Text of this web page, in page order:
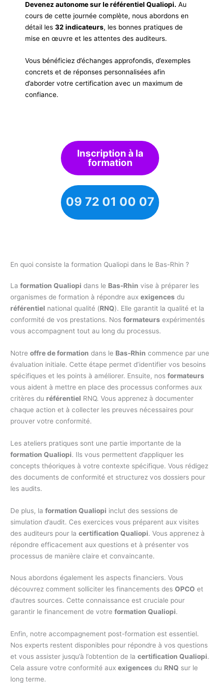
Devenez autonome sur le référentiel Qualiopi. Au
cours de cette journée complète, nous abordons en
détail les32 indicateurs, les bonnes pratiques de
mise en œuvre et les attentes des auditeurs.
Vous bénéficiez d’échanges approfondis, d’exemples
concrets et de réponses personnalisées afin
d’aborder votre certification avec un maximum de
confiance.
Inscription à la
formation
09 72 01 00 07
En quoi consiste la formation Qualiopi dans le Bas-Rhin ?
Laformation Qualiopi dans le Bas-Rhin vise à préparer les
organismes de formation à répondre auxexigences du
référentiel national qualité (RNQ). Elle garantit la qualité et la
conformité de vos prestations. Nosformateurs expérimentés
vous accompagnent tout au long du processus.
Notreoffre de formation dans le Bas-Rhin commence par une
évaluation initiale. Cette étape permet d’identifier vos besoins
spécifiques et les points à améliorer. Ensuite, nosformateurs
vous aident à mettre en place des processus conformes aux
critères du référentiel RNQ. Vous apprenez à documenter
chaque action et à collecter les preuves nécessaires pour
prouver votre conformité.
Les ateliers pratiques sont une partie importante de la
formation Qualiopi. Ils vous permettent d’appliquer les
concepts théoriques à votre contexte spécifique. Vous rédigez
des documents de conformité et structurez vos dossiers pour
les audits.
De plus, laformation Qualiopi inclut des sessions de
simulation d’audit. Ces exercices vous préparent aux visites
des auditeurs pour lacertification Qualiopi. Vous apprenez à
répondre efficacement aux questions et à présenter vos
processus de manière claire et convaincante.
Nous abordons également les aspects financiers. Vous
découvrez comment solliciter les financements desOPCO et
d’autres sources. Cette connaissance est cruciale pour
garantir le financement de votreformation Qualiopi.
Enfin, notre accompagnement post-formation est essentiel.
Nos experts restent disponibles pour répondre à vos questions
et vous assister jusqu’à l’obtention de lacertification Qualiopi.
Cela assure votre conformité auxexigences du RNQ sur le
long terme.